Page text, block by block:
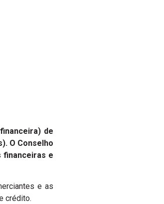
de
O Conselho
financeiras e
e as
crédito.